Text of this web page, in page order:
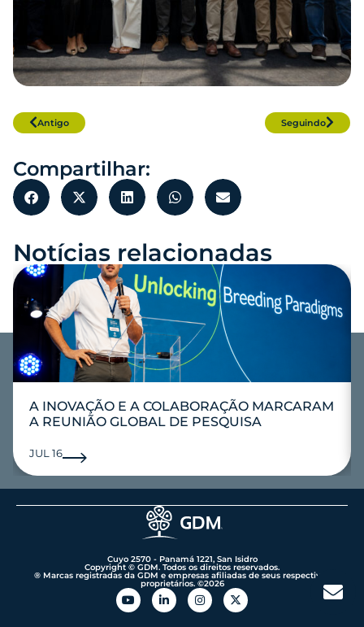
Antigo Seguindo
Compartilhar:
Notícias relacionadas
A INOVAÇÃO E A COLABORAÇÃO MARCARAM
A REUNIÃO GLOBAL DE PESQUISA
JUL 16
Cuyo 2570 - Panamá 1221, San Isidro
Copyright © GDM. Todos os direitos reservados.
® Marcas registradas da GDM e empresas afiliadas de seus respectivos
proprietários. ©️2026